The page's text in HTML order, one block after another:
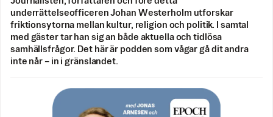
underrättelseofficeren Johan Westerholm utforskar
friktionsytorna mellan kultur, religion och politik. I samtal
med gäster tar han sig an både aktuella och tidlösa
samhällsfrågor. Det här är podden som vågar gå dit andra
inte når – in i gränslandet.